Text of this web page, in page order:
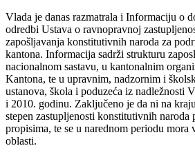
Vlada je danas razmatrala i Informaciju o
odredbi Ustava o ravnopravnoj
zapošljavanja konstitutivnih naroda za
kantona. Informacija sadrži strukturu
nacionalnom sastavu, u kantonalnim
Kantona, te u upravnim, nadzornim i
ustanova, škola i poduzeća iz nadležnosti
i 2010. godinu. Zaključeno je da ni na
stepen zastupljenosti konstitutivnih naroda
propisima, te se u narednom periodu mora
oblasti.